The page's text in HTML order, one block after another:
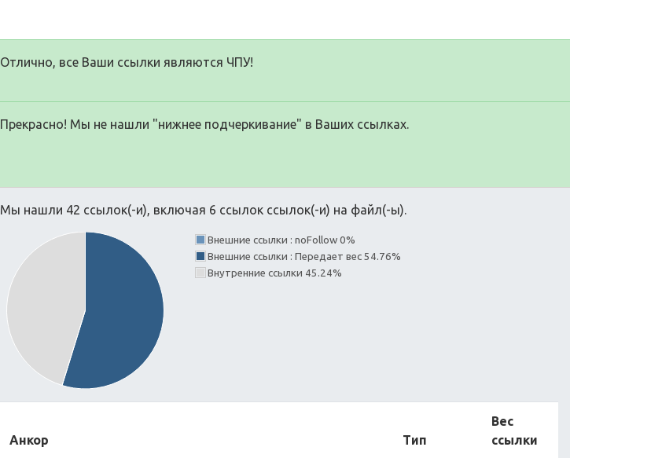
Отлично, все Ваши ссылки являются ЧПУ!
Прекрасно! Мы не нашли "нижнее подчеркивание" в Ваших ссылках.
Мы нашли 42 ссылок(-и), включая 6 ссылок ссылок(-и) на файл(-ы).
Внешние ссылки : noFollow 0%
Внешние ссылки : Передает вес 54.76%
Внутренние ссылки 45.24%
Анкор Тип
Вес
ссылки